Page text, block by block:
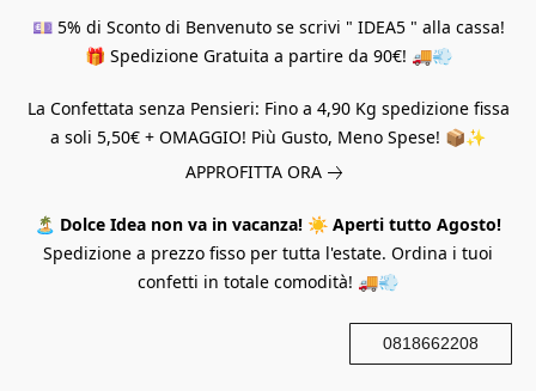
💷 5% di Sconto di Benvenuto se scrivi " IDEA5 " alla cassa!
🎁 Spedizione Gratuita a partire da 90€! 🚚💨
La Confettata senza Pensieri: Fino a 4,90 Kg spedizione fissa
a soli 5,50€ + OMAGGIO! Più Gusto, Meno Spese! 📦✨
APPROFITTA ORA
🏝️ Dolce Idea non va in vacanza! ☀️ Aperti tutto Agosto!
Spedizione a prezzo fisso per tutta l'estate. Ordina i tuoi
confetti in totale comodità! 🚚💨
0818662208